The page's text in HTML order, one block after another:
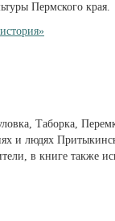
Пермского края.
Таборка,
и людях
в книге также